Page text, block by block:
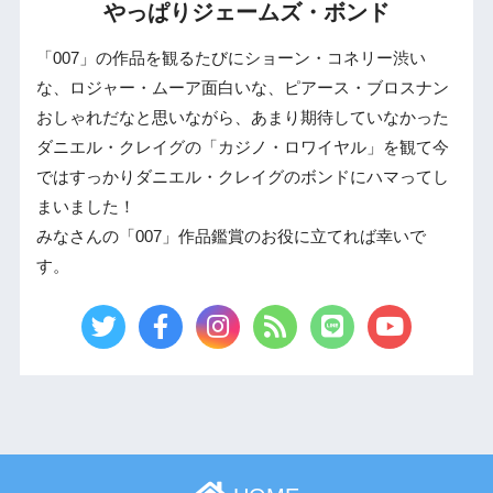
やっぱりジェームズ・ボンド
「007」の作品を観るたびにショーン・コネリー渋い
な、ロジャー・ムーア面白いな、ピアース・ブロスナン
おしゃれだなと思いながら、あまり期待していなかった
ダニエル・クレイグの「カジノ・ロワイヤル」を観て今
ではすっかりダニエル・クレイグのボンドにハマってし
まいました！
みなさんの「007」作品鑑賞のお役に立てれば幸いで
す。